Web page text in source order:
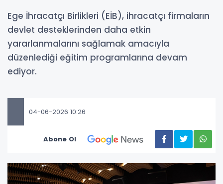
Ege İhracatçı Birlikleri (EİB), ihracatçı firmaların
devlet desteklerinden daha etkin
yararlanmalarını sağlamak amacıyla
düzenlediği eğitim programlarına devam
ediyor.
04-06-2026 10:26
Abone Ol